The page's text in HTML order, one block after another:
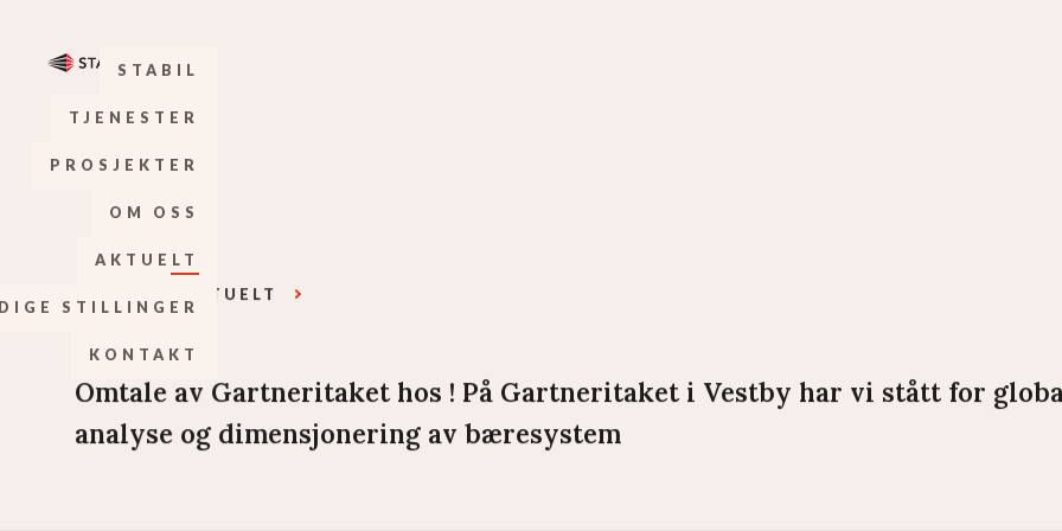
STABIL
TJENESTER
PROSJEKTER
OM OSS
AKTUELT
STILLINGER
KONTAKT
STABIL AKTUELT
Omtale av Gartneritaket hos ! På Gartneritaket i Vestby har vi stått for
analyse og dimensjonering av bæresystem